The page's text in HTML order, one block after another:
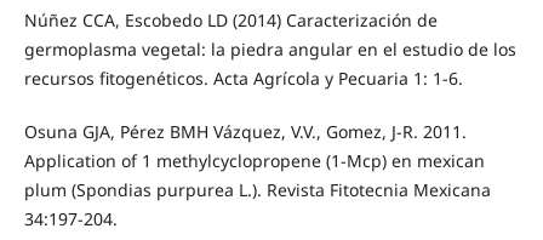
Núñez CCA, Escobedo LD (2014) Caracterización de
germoplasma vegetal: la piedra angular en el estudio de los
recursos fitogenéticos. Acta Agrícola y Pecuaria 1: 1-6.
Osuna GJA, Pérez BMH Vázquez, V.V., Gomez, J-R. 2011.
Application of 1 methylcyclopropene (1-Mcp) en mexican
plum (Spondias purpurea L.). Revista Fitotecnia Mexicana
34:197-204.